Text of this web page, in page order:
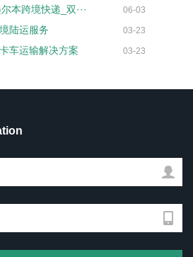
本跨境快递_双··· 06-03
陆运服务 03-23
车运输解决方案 03-23